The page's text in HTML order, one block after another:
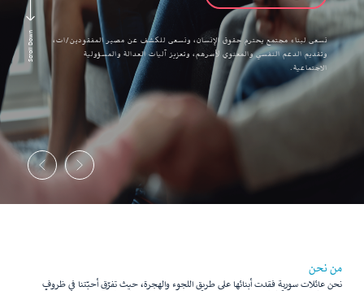
نسعى لبناء مجتمع يحترم حقوق الإنسان، ونسعى للكشف عن مصير المفقودين/ات،
وتقديم الدعم النفسي والمعنوي لأسرهم، وتعزيز آليات العدالة والمسؤولية
الاجتماعية.
Scroll Down
من نحن
نحن عائلات سورية فقدت أبنائها على طريق اللجوء والهجرة، حيث تفرّق أحبّتنا في ظروفٍ